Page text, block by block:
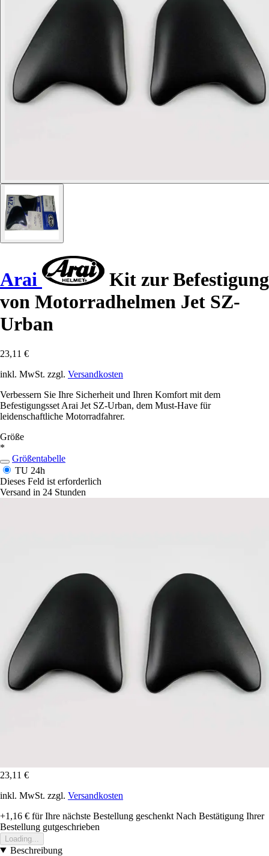
Arai
Kit zur Befestigung
von Motorradhelmen Jet SZ-
Urban
23,11 €
inkl. MwSt. zzgl. Versandkosten
Verbessern Sie Ihre Sicherheit und Ihren Komfort mit dem
Befestigungsset Arai Jet SZ-Urban, dem Must-Have für
leidenschaftliche Motorradfahrer.
Größe
*
Größentabelle
TU 24h
Dieses Feld ist erforderlich
Versand in 24 Stunden
23,11 €
inkl. MwSt. zzgl. Versandkosten
+1,16 € für Ihre nächste Bestellung geschenkt Nach Bestätigung Ihrer
Bestellung gutgeschrieben
Loading...
Beschreibung